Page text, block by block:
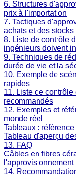
6. Structures
prix à l'importation
7. Tactiques
achats et des stocks
8. Liste de contrôle
ingénieurs doivent
9. Techniques de
durée de vie et la
10. Exemple de
rapides
11. Liste de
recommandés
12. Exemples et
monde réel
Tableaux :
Tableau d'aperçu
13. FAQ
Câbles en fibres
l'approvisionnement
14.